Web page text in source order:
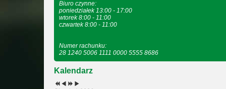
Biuro czynne:
poniedziałek 13:00 - 17:00
wtorek 8:00 - 11:00
czwartek 8:00 - 11:00
Numer rachunku:
28 1240 5006 1111 0000 5555 8686
Kalendarz